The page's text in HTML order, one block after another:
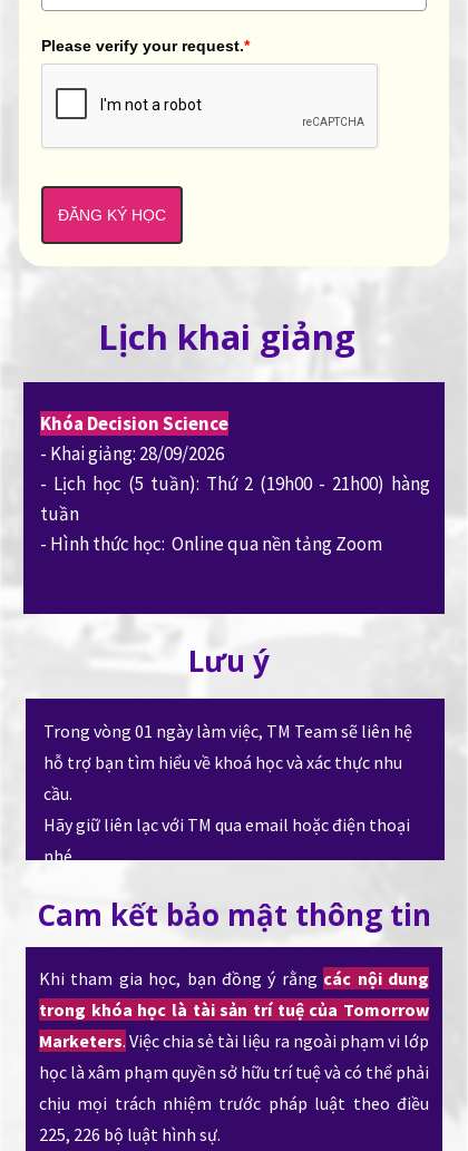
Khóa Decision Science
- Khai giảng: 28/09/2026
- Lịch học (5 tuần): Thứ 2 (19h00 - 21h00) hàng
tuần
- Hình thức học: Online qua nền tảng Zoom
Lịch khai giảng
Lưu ý
Trong vòng 01 ngày làm việc, TM Team sẽ liên hệ
hỗ trợ bạn tìm hiểu về khoá học và xác thực nhu
cầu.
Hãy giữ liên lạc với TM qua email hoặc điện thoại
nhé.
Please verify your request.*
ĐĂNG KÝ HỌC
Khi tham gia học, bạn đồng ý rằng các nội dung
trong khóa học là tài sản trí tuệ của Tomorrow
Marketers. Việc chia sẻ tài liệu ra ngoài phạm vi lớp
học là xâm phạm quyền sở hữu trí tuệ và có thể phải
chịu mọi trách nhiệm trước pháp luật theo điều
225, 226 bộ luật hình sự.
Cam kết bảo mật thông tin